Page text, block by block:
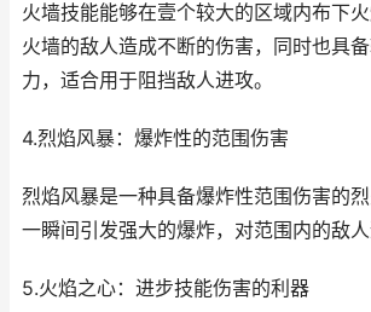
火墙技能能够在壹个较大的区域内布下
火墙的敌人造成不断的伤害，同时也具
力，适合用于阻挡敌人进攻。
4.烈焰风暴：爆炸性的范围伤害
烈焰风暴是一种具备爆炸性范围伤害的
一瞬间引发强大的爆炸，对范围内的敌人
5.火焰之心：进步技能伤害的利器